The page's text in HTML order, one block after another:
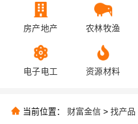
房产地产 农林牧渔
电子电工 资源材料
当前位置： 财富金信 > 找产品